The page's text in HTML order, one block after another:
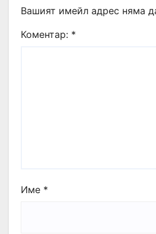
Вашият имейл адрес няма
Коментар: *
Име *